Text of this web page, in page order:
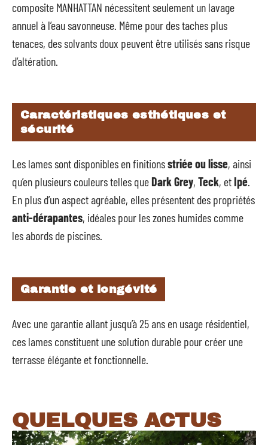
composite MANHATTAN nécessitent seulement un lavage
annuel à l’eau savonneuse. Même pour des taches plus
tenaces, des solvants doux peuvent être utilisés sans risque
d’altération.
Caractéristiques esthétiques et
sécurité
Les lames sont disponibles en finitionsstriée ou lisse, ainsi
qu’en plusieurs couleurs telles queDark Grey, Teck, etIpé.
En plus d’un aspect agréable, elles présentent des propriétés
anti-dérapantes, idéales pour les zones humides comme
les abords de piscines.
Garantie et longévité
Avec une garantie allant jusqu’à 25 ans en usage résidentiel,
ces lames constituent une solution durable pour créer une
terrasse élégante et fonctionnelle.
QUELQUES ACTUS